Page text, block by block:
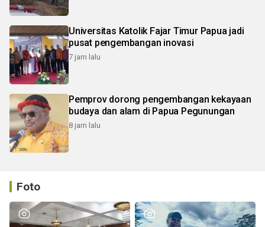
Universitas Katolik Fajar Timur Papua jadi
pusat pengembangan inovasi
7 jam lalu
Pemprov dorong pengembangan kekayaan
budaya dan alam di Papua Pegunungan
8 jam lalu
Foto